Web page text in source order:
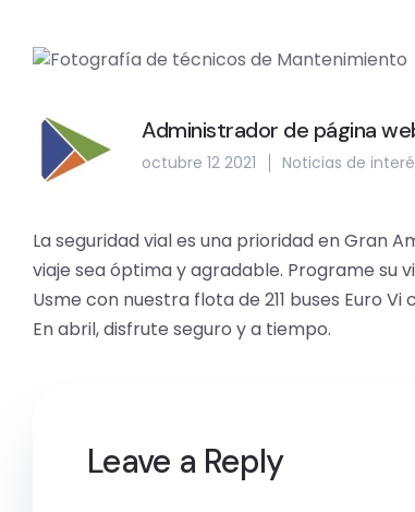
Administrador de página
octubre 12 2021 Noticias de
La seguridad vial es una prioridad en Gran
viaje sea óptima y agradable. Programe su
Usme con nuestra flota de 211 buses Euro
En abril, disfrute seguro y a tiempo.
Leave a Reply